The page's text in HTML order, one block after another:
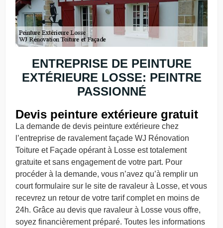
ENTREPRISE DE PEINTURE
EXTÉRIEURE LOSSE: PEINTRE
PASSIONNÉ
Devis peinture extérieure gratuit
La demande de devis peinture extérieure chez
l’entreprise de ravalement façade WJ Rénovation
Toiture et Façade opérant à Losse est totalement
gratuite et sans engagement de votre part. Pour
procéder à la demande, vous n’avez qu’à remplir un
court formulaire sur le site de ravaleur à Losse, et vous
recevrez un retour de votre tarif complet en moins de
24h. Grâce au devis que ravaleur à Losse vous offre,
soyez financièrement préparé. Toutes les informations